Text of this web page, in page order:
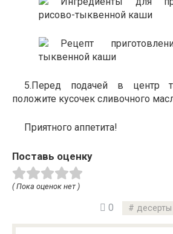
5.Перед подачей в центр
положите кусочек сливочного
Приятного аппетита!
Поставь оценку
( Пока оценок нет )
0 десерты